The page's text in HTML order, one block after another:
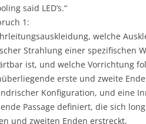
said LED’s.“
1:
welche
Strahlung einer spezifischen
ist, und welche Vorrichtung
erste und zweite
Konfiguration, und eine
Passage definiert, die sich
und zweiten Enden erstreckt,